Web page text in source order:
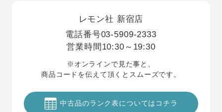
レモン社 新宿店
電話番号03-5909-2333
営業時間 10:30～19:30
※オンラインで見た事と、
商品コードを伝えて頂くとスムーズです。
中古品のランク表についてはコチラ